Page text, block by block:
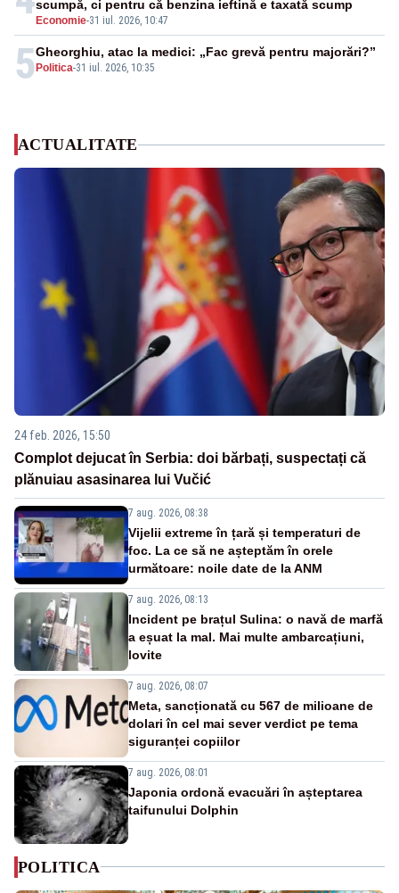
Economie-31 iul. 2026, 10:47
scumpă, ci pentru că benzina ieftină e taxată scump
5 Politica-31 iul. 2026, 10:35
Gheorghiu, atac la medici: „Fac grevă pentru majorări?”
ACTUALITATE
24 feb. 2026, 15:50
Complot dejucat în Serbia: doi bărbați, suspectați că
plănuiau asasinarea lui Vučić
7 aug. 2026, 08:38
Vijelii extreme în țară și temperaturi de
foc. La ce să ne așteptăm în orele
următoare: noile date de la ANM
7 aug. 2026, 08:13
Incident pe brațul Sulina: o navă de marfă
a eșuat la mal. Mai multe ambarcațiuni,
lovite
7 aug. 2026, 08:07
Meta, sancționată cu 567 de milioane de
dolari în cel mai sever verdict pe tema
siguranței copiilor
7 aug. 2026, 08:01
Japonia ordonă evacuări în așteptarea
taifunului Dolphin
POLITICA